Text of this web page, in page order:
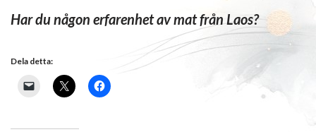
Har du någon erfarenhet av mat från Laos?
Dela detta: